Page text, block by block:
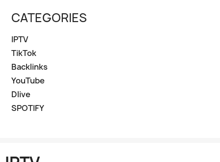
CATEGORIES
IPTV
TikTok
Backlinks
YouTube
Dlive
SPOTIFY